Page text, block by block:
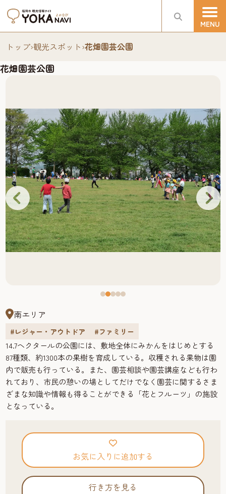
トップ›観光スポット›花畑園芸公園
花畑園芸公園
南エリア
#レジャー・アウトドア #ファミリー
14.7ヘクタールの公園には、敷地全体にみかんをはじめとする
87種類、約1300本の果樹を育成している。収穫される果物は園
内で販売も行っている。また、園芸相談や園芸講座なども行わ
れており、市民の憩いの場としてだけでなく園芸に関するさま
ざまな知識や情報も得ることができる「花とフルーツ」の施設
となっている。
お気に入りに追加する
行き方を見る